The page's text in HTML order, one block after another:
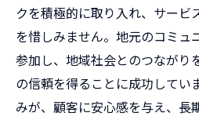
クを積極的に取り入れ、サービ
を惜しみません。地元のコミュ
参加し、地域社会とのつながり
の信頼を得ることに成功してい
みが、顧客に安心感を与え、長